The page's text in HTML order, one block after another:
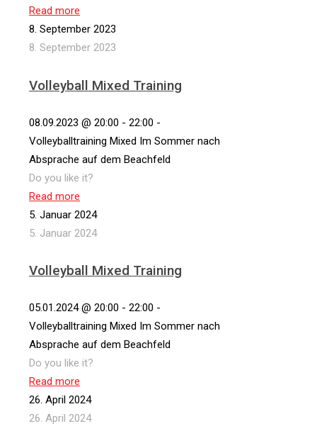
Read more
8. September 2023
8. September 2023
Volleyball Mixed Training
08.09.2023 @ 20:00 - 22:00 -
Volleyballtraining Mixed Im Sommer nach
Absprache auf dem Beachfeld
Do you like it?
Read more
5. Januar 2024
5. Januar 2024
Volleyball Mixed Training
05.01.2024 @ 20:00 - 22:00 -
Volleyballtraining Mixed Im Sommer nach
Absprache auf dem Beachfeld
Do you like it?
Read more
26. April 2024
26. April 2024